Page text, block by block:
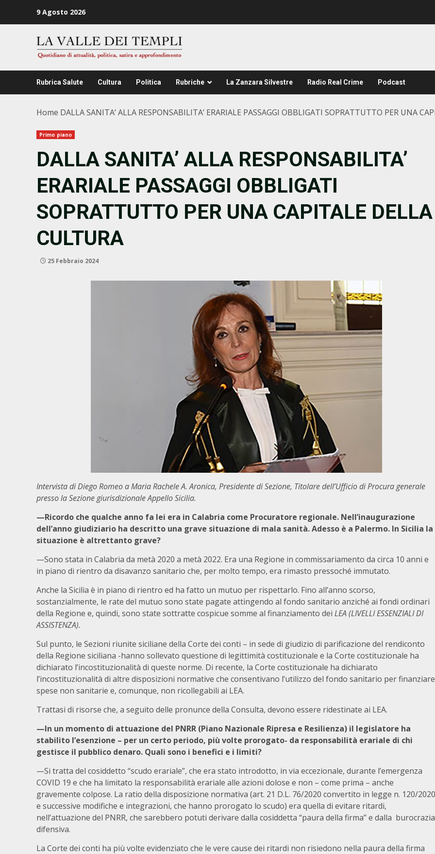
9 Agosto 2026
Rubrica Salute Cultura Politica Rubriche La Zanzara Silvestre Radio Real Crime Podcast
Home DALLA SANITA’ ALLA RESPONSABILITA’ ERARIALE PASSAGGI OBBLIGATI SOPRATTUTTO PER UNA
Primo piano
DALLA SANITA’ ALLA RESPONSABILITA’
ERARIALE PASSAGGI OBBLIGATI
SOPRATTUTTO PER UNA CAPITALE DELLA
CULTURA
25 Febbraio 2024
Intervista di Diego Romeo a Maria Rachele A. Aronica, Presidente di Sezione, Titolare dell’Ufficio di Procura generale
presso la Sezione giurisdizionale Appello Sicilia.
—Ricordo che qualche anno fa lei era in Calabria come Procuratore regionale. Nell’inaugurazione
dell’anno giudiziario ha descritto una grave situazione di mala sanità. Adesso è a Palermo. In Sicilia la
situazione è altrettanto grave?
—Sono stata in Calabria da metà 2020 a metà 2022. Era una Regione in commissariamento da circa 10 anni e
in piano di rientro da disavanzo sanitario che, per molto tempo, era rimasto pressoché immutato.
Anche la Sicilia è in piano di rientro ed ha fatto un mutuo per rispettarlo. Fino all’anno scorso,
sostanzialmente, le rate del mutuo sono state pagate attingendo al fondo sanitario anziché ai fondi ordinari
della Regione e, quindi, sono state sottratte cospicue somme al finanziamento dei LEA (LIVELLI ESSENZIALI DI
ASSISTENZA).
Sul punto, le Sezioni riunite siciliane della Corte dei conti – in sede di giudizio di parificazione del rendiconto
della Regione siciliana -hanno sollevato questione di legittimità costituzionale e la Corte costituzionale ha
dichiarato l’incostituzionalità di queste norme. Di recente, la Corte costituzionale ha dichiarato
l’incostituzionalità di altre disposizioni normative che consentivano l’utilizzo del fondo sanitario per finanziare
spese non sanitarie e, comunque, non ricollegabili ai LEA.
Trattasi di risorse che, a seguito delle pronunce della Consulta, devono essere ridestinate ai LEA.
—In un momento di attuazione del PNRR (Piano Nazionale Ripresa e Resilienza) il legislatore ha
stabilito l’esenzione – per un certo periodo, più volte prorogato- da responsabilità erariale di chi
gestisce il pubblico denaro. Quali sono i benefici e i limiti?
—Si tratta del cosiddetto “scudo erariale”, che era stato introdotto, in via eccezionale, durante l’emergenza
COVID 19 e che ha limitato la responsabilità erariale alle azioni dolose e non – come prima – anche
gravemente colpose. La ratio della disposizione normativa (art. 21 D.L. 76/2020 convertito in legge n. 120/2020
e successive modifiche e integrazioni, che hanno prorogato lo scudo) era quella di evitare ritardi,
nell’attuazione del PNRR, che sarebbero potuti derivare dalla cosiddetta “paura della firma” e dalla burocrazia
difensiva.
La Corte dei conti ha più volte evidenziato che le vere cause dei ritardi non risiedono nella paura della firma